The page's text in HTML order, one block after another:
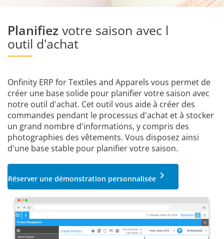
Planifiez votre saison avec l
outil d'achat
Onfinity ERP for Textiles and Apparels vous permet de
créer une base solide pour planifier votre saison avec
notre outil d'achat. Cet outil vous aide à créer des
commandes pendant le processus d'achat et à stocker
un grand nombre d'informations, y compris des
photographies des vêtements. Vous disposez ainsi
d'une base stable pour planifier votre saison.
Réserver une démonstration personnalisée keyboard_arrow_right